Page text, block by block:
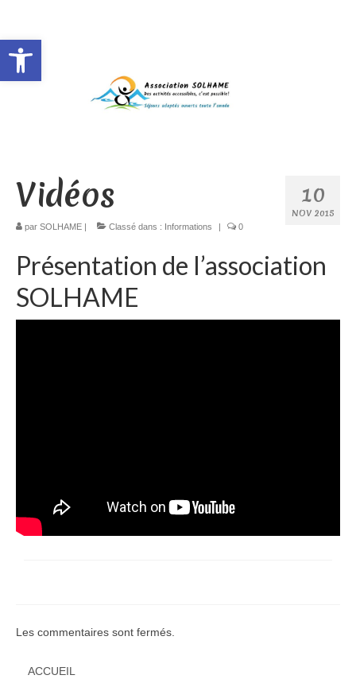
Ouvrir la barre d’outils
10
NOV 2015
Vidéos
par SOLHAME | Classé dans : Informations | 0
Présentation de l’association
SOLHAME
Les commentaires sont fermés.
ACCUEIL